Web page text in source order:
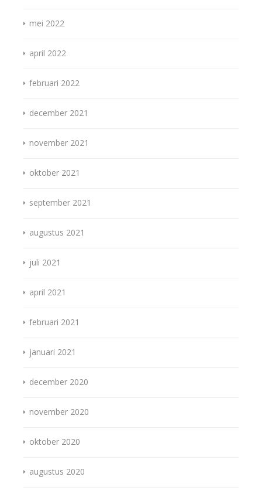
mei 2022
april 2022
februari 2022
december 2021
november 2021
oktober 2021
september 2021
augustus 2021
juli 2021
april 2021
februari 2021
januari 2021
december 2020
november 2020
oktober 2020
augustus 2020